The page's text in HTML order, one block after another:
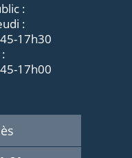
:
:
17h30
17h00